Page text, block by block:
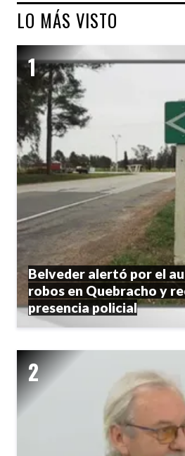
LO MÁS VISTO
Belveder alertó por el
robos en Quebracho y
presencia policial